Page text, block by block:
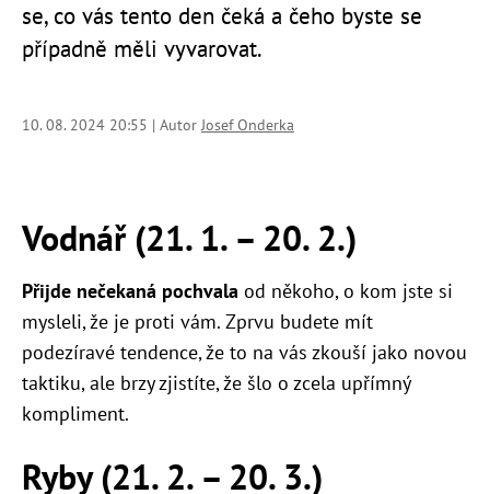
se, co vás tento den čeká a čeho byste se
případně měli vyvarovat.
10. 08. 2024 20:55 | AutorJosef Onderka
Vodnář (21. 1. – 20. 2.)
Přijde nečekaná pochvala od někoho, o kom jste si
mysleli, že je proti vám. Zprvu budete mít
podezíravé tendence, že to na vás zkouší jako novou
taktiku, ale brzy zjistíte, že šlo o zcela upřímný
kompliment.
Ryby (21. 2. – 20. 3.)